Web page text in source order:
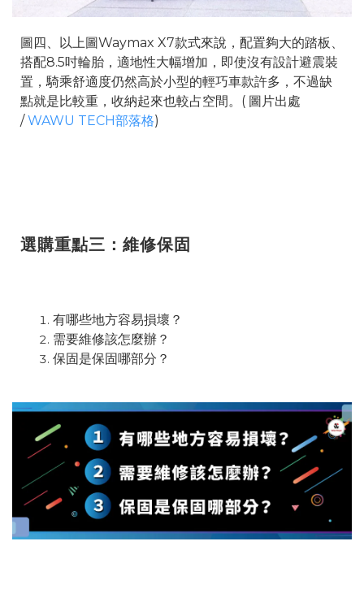
圖四、以上圖Waymax X7款式來說，配置夠大的踏板、
搭配8.5吋輪胎，適地性大幅增加，即使沒有設計避震裝
置，騎乘舒適度仍然高於小型的輕巧車款許多，不過缺
點就是比較重，收納起來也較占空間。( 圖片出處
/ WAWU TECH部落格)
選購重點三：維修保固
有哪些地方容易損壞？
需要維修該怎麼辦？
保固是保固哪部分？